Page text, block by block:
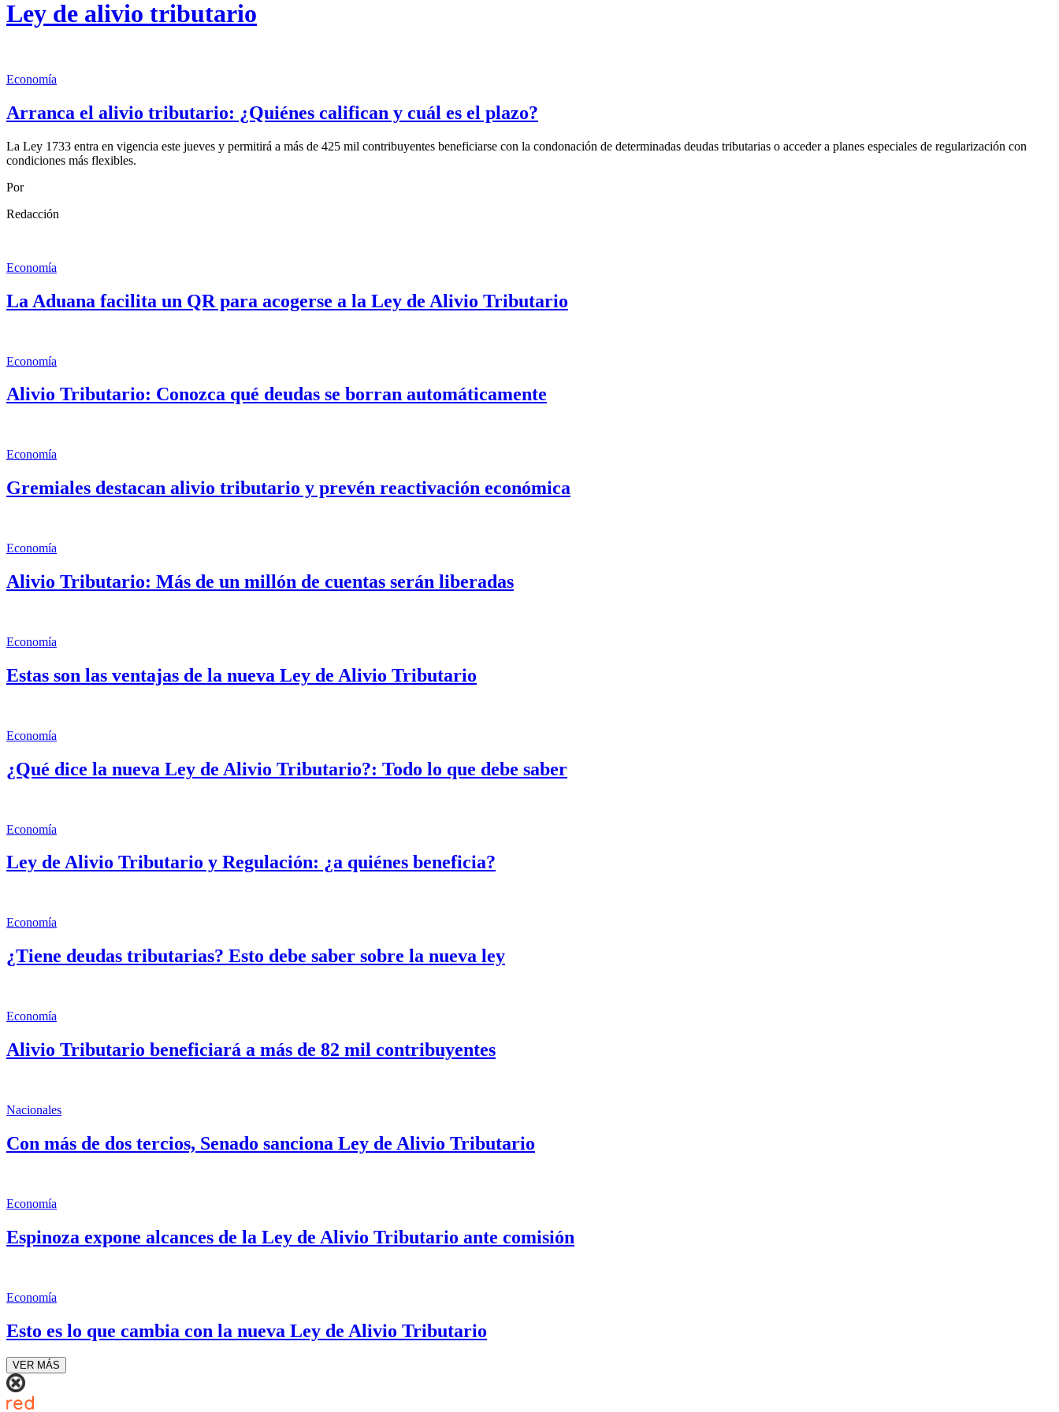
Ley de alivio tributario
Economía
Arranca el alivio tributario: ¿Quiénes califican y cuál es el plazo?
La Ley 1733 entra en vigencia este jueves y permitirá a más de 425 mil contribuyentes beneficiarse con la condonación de determinadas deudas tributarias o acceder a planes especiales de regularización con
condiciones más flexibles.
Por
Redacción
Economía
La Aduana facilita un QR para acogerse a la Ley de Alivio Tributario
Economía
Alivio Tributario: Conozca qué deudas se borran automáticamente
Economía
Gremiales destacan alivio tributario y prevén reactivación económica
Economía
Alivio Tributario: Más de un millón de cuentas serán liberadas
Economía
Estas son las ventajas de la nueva Ley de Alivio Tributario
Economía
¿Qué dice la nueva Ley de Alivio Tributario?: Todo lo que debe saber
Economía
Ley de Alivio Tributario y Regulación: ¿a quiénes beneficia?
Economía
¿Tiene deudas tributarias? Esto debe saber sobre la nueva ley
Economía
Alivio Tributario beneficiará a más de 82 mil contribuyentes
Nacionales
Con más de dos tercios, Senado sanciona Ley de Alivio Tributario
Economía
Espinoza expone alcances de la Ley de Alivio Tributario ante comisión
Economía
Esto es lo que cambia con la nueva Ley de Alivio Tributario
VER MÁS